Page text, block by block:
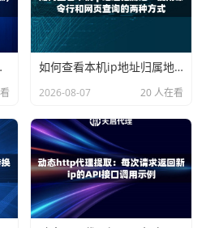
理服务供应商会定期地对他们
而对于自建代理池的情况，我们
对代理IP进行定期检测。下面是
or False ```
活能力的IP代理，首先需要考虑
用IP代理池来动态维护代理IP集
使用的代理IP的可用性。希望这
的ip更换 如何查看本机ip地址归属地？使用命令行和网页查询的两种方式
2026-08-07 20 人在看